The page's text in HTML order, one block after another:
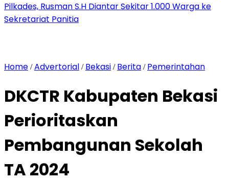
Pilkades, Rusman S.H Diantar Sekitar 1.000 Warga ke
Sekretariat Panitia
Home /Advertorial / Bekasi / Berita / Pemerintahan
DKCTR Kabupaten Bekasi
Perioritaskan
Pembangunan Sekolah
TA 2024